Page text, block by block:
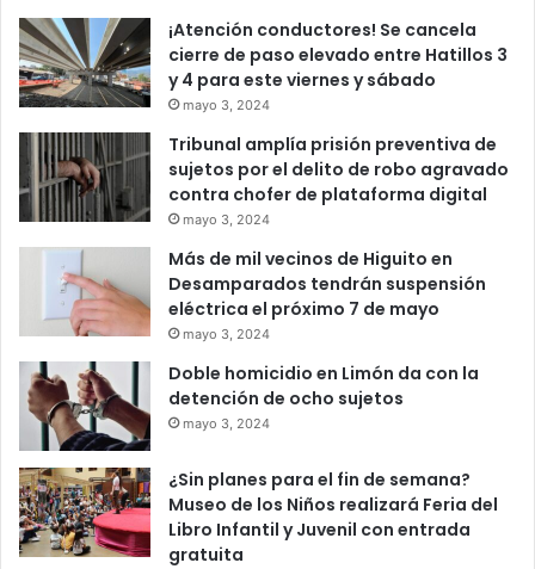
¡Atención conductores! Se cancela
cierre de paso elevado entre Hatillos 3
y 4 para este viernes y sábado
mayo 3, 2024
Tribunal amplía prisión preventiva de
sujetos por el delito de robo agravado
contra chofer de plataforma digital
mayo 3, 2024
Más de mil vecinos de Higuito en
Desamparados tendrán suspensión
eléctrica el próximo 7 de mayo
mayo 3, 2024
Doble homicidio en Limón da con la
detención de ocho sujetos
mayo 3, 2024
¿Sin planes para el fin de semana?
Museo de los Niños realizará Feria del
Libro Infantil y Juvenil con entrada
gratuita